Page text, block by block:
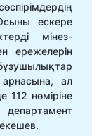
ескере
мінез-
ережелерін
ал
112 нөміріне